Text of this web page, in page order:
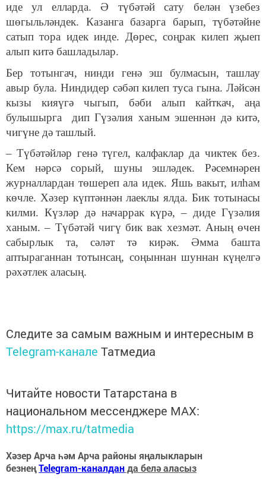
иде ул елларда. Ә түбәтәй сату белән үзебез
шөгыльләндек. Казанга базарга барып, түбәтәйне
сатып тора идек инде. Дөрес, соңрак килеп җыеп
алып китә башладылар.
Бер тотынгач, нинди генә эш булмасын, ташлау
авыр була. Ниндидер сәбәп килеп туса гына. Ләйсән
кызы кияүгә чыгып, бәби алып кайткач, аңа
булышырга дип Гүзәлия ханым эшеннән дә китә,
чигүне дә ташлый.
– Түбәтәйләр генә түгел, калфаклар да чиктек без.
Кем нәрсә сорый, шуны эшләдек. Рәсемнәрен
журналлардан төшереп ала идек. Яшь вакыт, илһам
көчле. Хәзер күптәннән лаеклы ялда. Бик тотынасы
килми. Күзләр дә начаррак күрә, – диде Гүзәлия
ханым. – Түбәтәй чигү бик вак хезмәт. Аның өчен
сабырлык та, сәләт тә кирәк. Әмма башта
аптыраганнан тотынсаң, соңыннан шуннан күңелгә
рәхәтлек аласың.
Следите за самым важным и интересным в
Telegram-канале Татмедиа
Читайте новости Татарстана в
национальном мессенджере MАХ:
https://max.ru/tatmedia
Хәзер Арча һәм Арча районы яңалыкларын
безнеңTelegram-каналданда белә аласыз